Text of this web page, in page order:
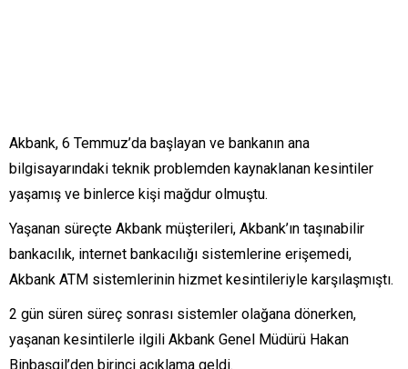
Akbank, 6 Temmuz’da başlayan ve bankanın ana
bilgisayarındaki teknik problemden kaynaklanan kesintiler
yaşamış ve binlerce kişi mağdur olmuştu.
Yaşanan süreçte Akbank müşterileri, Akbank’ın taşınabilir
bankacılık, internet bankacılığı sistemlerine erişemedi,
Akbank ATM sistemlerinin hizmet kesintileriyle karşılaşmıştı.
2 gün süren süreç sonrası sistemler olağana dönerken,
yaşanan kesintilerle ilgili Akbank Genel Müdürü Hakan
Binbaşgil’den birinci açıklama geldi.